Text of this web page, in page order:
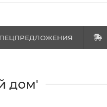
дом'